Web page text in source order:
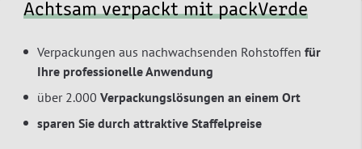
Achtsam verpackt mit packVerde
Verpackungen aus nachwachsenden Rohstoffen für
Ihre professionelle Anwendung
über 2.000 Verpackungslösungen an einem Ort
sparen Sie durch attraktive Staffelpreise